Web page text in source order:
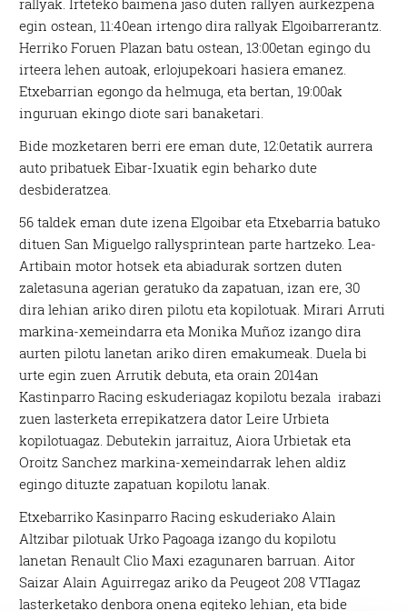
rallyak. Irteteko baimena jaso duten rallyen aurkezpena
egin ostean, 11:40ean irtengo dira rallyak Elgoibarrerantz.
Herriko Foruen Plazan batu ostean, 13:00etan egingo du
irteera lehen autoak, erlojupekoari hasiera emanez.
Etxebarrian egongo da helmuga, eta bertan, 19:00ak
inguruan ekingo diote sari banaketari.
Bide mozketaren berri ere eman dute, 12:0etatik aurrera
auto pribatuek Eibar-Ixuatik egin beharko dute
desbideratzea.
56 taldek eman dute izena Elgoibar eta Etxebarria batuko
dituen San Miguelgo rallysprintean parte hartzeko. Lea-
Artibain motor hotsek eta abiadurak sortzen duten
zaletasuna agerian geratuko da zapatuan, izan ere, 30
dira lehian ariko diren pilotu eta kopilotuak. Mirari Arruti
markina-xemeindarra eta Monika Muñoz izango dira
aurten pilotu lanetan ariko diren emakumeak. Duela bi
urte egin zuen Arrutik debuta, eta orain 2014an
Kastinparro Racing eskuderiagaz kopilotu bezala irabazi
zuen lasterketa errepikatzera dator Leire Urbieta
kopilotuagaz. Debutekin jarraituz, Aiora Urbietak eta
Oroitz Sanchez markina-xemeindarrak lehen aldiz
egingo dituzte zapatuan kopilotu lanak.
Etxebarriko Kasinparro Racing eskuderiako Alain
Altzibar pilotuak Urko Pagoaga izango du kopilotu
lanetan Renault Clio Maxi ezagunaren barruan. Aitor
Saizar Alain Aguirregaz ariko da Peugeot 208 VTIagaz
lasterketako denbora onena egiteko lehian, eta bide